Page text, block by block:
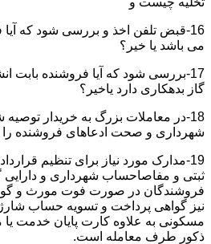
16-قبض تلفن اخذ و بررسی شود که
می باشد یا خیر؟
17-بررسی شود که آیا فروشنده بابت
گاز بدهکاری دارد یاخیر؟
18-در معاملات بزرگ به خریدار
شهرداری و صحت ادعاهای فروشنده
19-مدارک مورد نیاز برای تنظیم
ثبتی و مفاصاحساب شهرداری و
فروشندگان در صورت فوت مورث و
نیز گواهی پرداخت و تسویه حساب شارژ
مسکونی به علاوه کارت پایان خدمت
ذکور طرف معامله است.